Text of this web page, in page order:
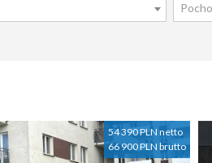
54 390 PLN netto
66 900 PLN brutto